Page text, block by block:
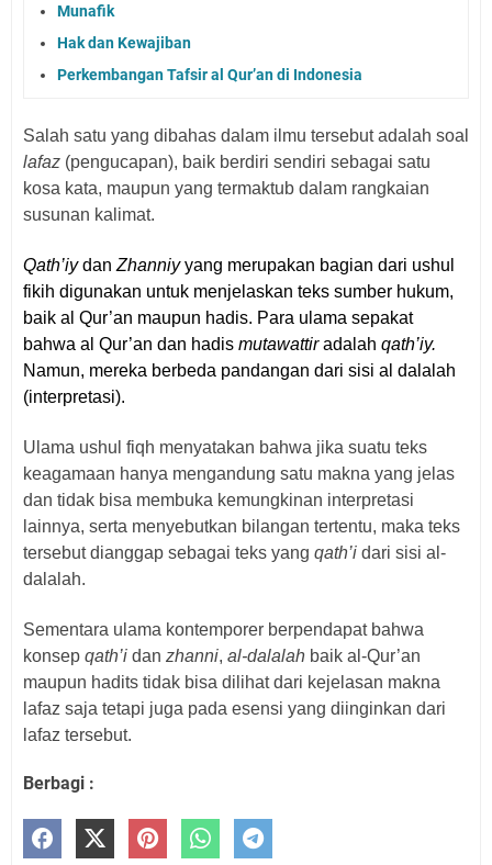
Munafik
Hak dan Kewajiban
Perkembangan Tafsir al Qur’an di Indonesia
Salah satu yang dibahas dalam ilmu tersebut adalah soal
lafaz (pengucapan), baik berdiri sendiri sebagai satu
kosa kata, maupun yang termaktub dalam rangkaian
susunan kalimat.
Qath’iydan Zhanniyyang merupakan bagian dari ushul
fikih digunakan untuk menjelaskan teks sumber hukum,
baik al Qur’an maupun hadis. Para ulama sepakat
bahwa al Qur’an dan hadis mutawattiradalah qath’iy.
Namun, mereka berbeda pandangan dari sisi al dalalah
(interpretasi).
Ulama ushul fiqh menyatakan bahwa jika suatu teks
keagamaan hanya mengandung satu makna yang jelas
dan tidak bisa membuka kemungkinan interpretasi
lainnya, serta menyebutkan bilangan tertentu, maka teks
tersebut dianggap sebagai teks yang qath’i dari sisi al-
dalalah.
Sementara ulama kontemporer berpendapat bahwa
konsep qath’i dan zhanni, al-dalalah baik al-Qur’an
maupun hadits tidak bisa dilihat dari kejelasan makna
lafaz saja tetapi juga pada esensi yang diinginkan dari
lafaz tersebut.
Berbagi :